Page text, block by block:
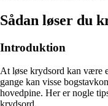
Sådan løser du
Introduktion
At løse krydsord kan være
gange kan visse
hovedpine. Her er nogle